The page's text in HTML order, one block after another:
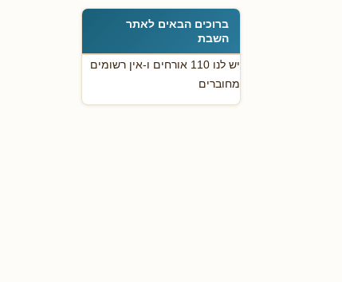
ברוכים הבאים לאתר
השבת
יש לנו 110 אורחים ו-אין רשומים
מחוברים